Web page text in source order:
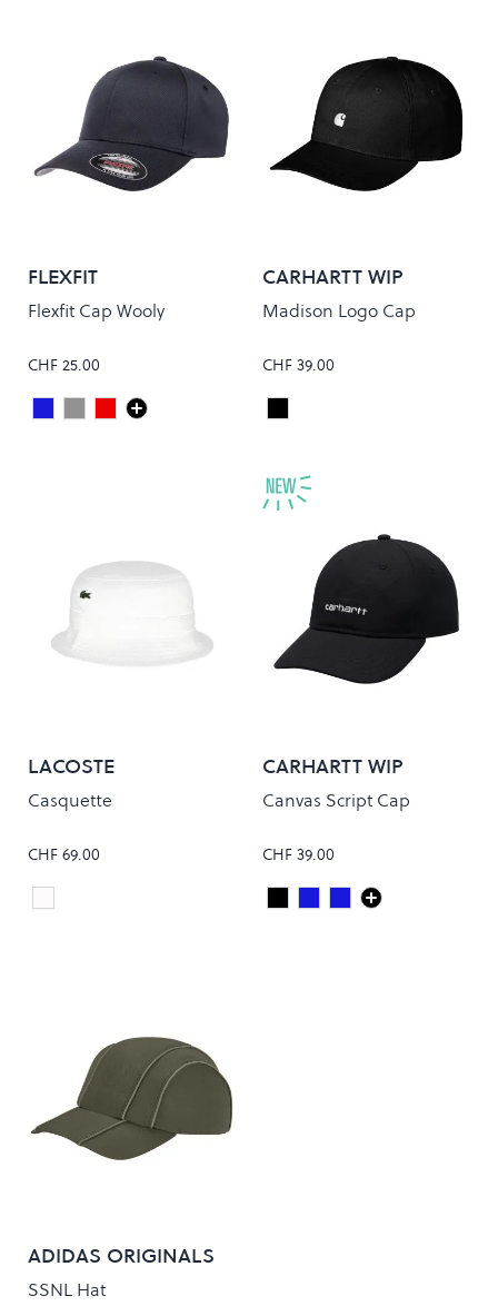
FLEXFIT
Flexfit Cap Wooly
CHF 25.00
Colour
Dark Navy
GreyMaroon
CARHARTT WIP
Madison Logo Cap
CHF 39.00
Colour
Black/White
LACOSTE
Casquette
CHF 69.00
Colour
Blanc
CARHARTT WIP
Canvas Script Cap
CHF 39.00
Colour
Black/White
JUPITER/WHITE
DEEP NIGHT/
ADIDAS ORIGINALS
SSNL Hat